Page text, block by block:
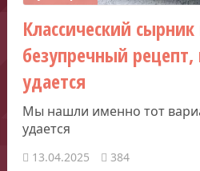
Классический сырник
безупречный
удается
Мы нашли именно тот
удается
13.04.2025 384